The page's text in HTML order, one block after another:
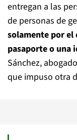
entregan a las
de personas de
solamente por el
pasaporte o una
Sánchez,
que impuso otra